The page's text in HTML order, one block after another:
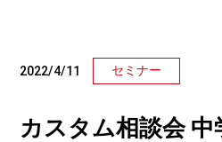
2022/4/11 セミナー
カスタム相談会 中